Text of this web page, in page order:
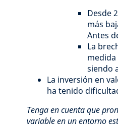
Desde
más
Antes
La
siendo
La inversión en
ha tenido
Tenga en cuenta que
variable en un entorno